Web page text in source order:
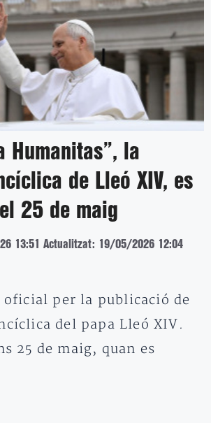
Humanitas”, la
de Lleó XIV, es
25 de maig
13:51 Actualitzat: 19/05/2026 12:04
oficial per la publicació de
del papa Lleó XIV.
25 de maig, quan es